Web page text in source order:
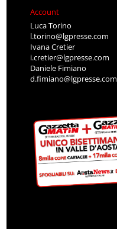
Account
Luca Torino
l.torino@lgpresse.com
Ivana Cretier
i.cretier@lgpresse.com
Daniele Fimiano
d.fimiano@lgpresse.com